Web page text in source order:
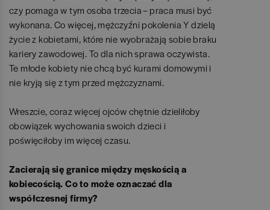
czy pomaga w tym osoba trzecia – praca musi być
wykonana. Co więcej, mężczyźni pokolenia Y dzielą
życie z kobietami, które nie wyobrażają sobie braku
kariery zawodowej. To dla nich sprawa oczywista.
Te młode kobiety nie chcą być kurami domowymi i
nie kryją się z tym przed mężczyznami.
Wreszcie, coraz więcej ojców chętnie dzieliłoby
obowiązek wychowania swoich dzieci i
poświęciłoby im więcej czasu.
Zacierają się granice między męskością a
kobiecością. Co to może oznaczać dla
współczesnej firmy?